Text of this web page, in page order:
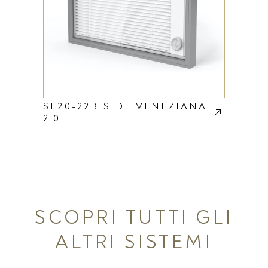
SL20-22B SIDE VENEZIANA
2.0
SCOPRI TUTTI GLI
ALTRI SISTEMI